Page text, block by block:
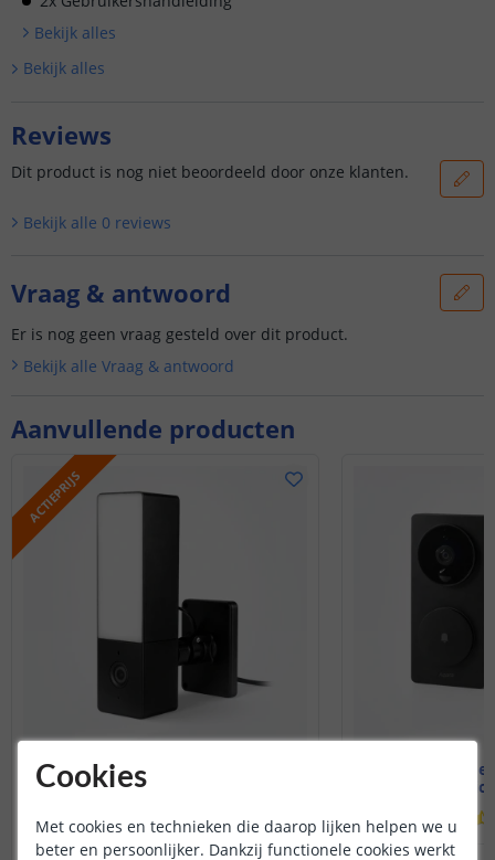
Bekijk alles
Bekijk alles
Aanvullende producten
ACTIEPRIJS
Slimme buitencamera
Met schijnwerper
Aqara
met AI
Reviews
Dit product is nog niet beoordeeld door onze klanten.
Bekijk alle 0 reviews
Vraag & antwoord
Er is nog geen vraag gesteld over dit product.
Bekijk alle Vraag & antwoord
Cookies
Met cookies en technieken die daarop lijken helpen we u
beter en persoonlijker. Dankzij functionele cookies werkt